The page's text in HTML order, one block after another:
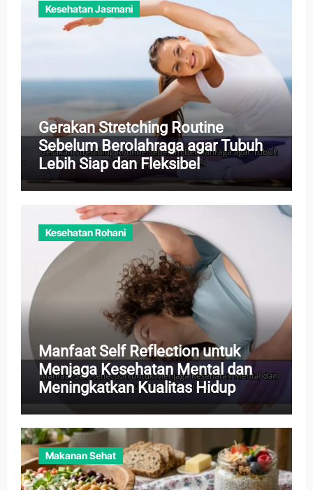
Kesehatan Jasmani
Gerakan Stretching Routine
Sebelum Berolahraga agar Tubuh
Lebih Siap dan Fleksibel
Kesehatan Rohani
Manfaat Self Reflection untuk
Menjaga Kesehatan Mental dan
Meningkatkan Kualitas Hidup
Makanan Sehat